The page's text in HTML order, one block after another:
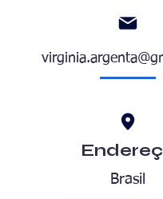
Brasil